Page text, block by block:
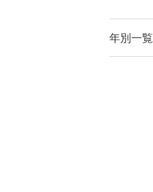
年別一覧